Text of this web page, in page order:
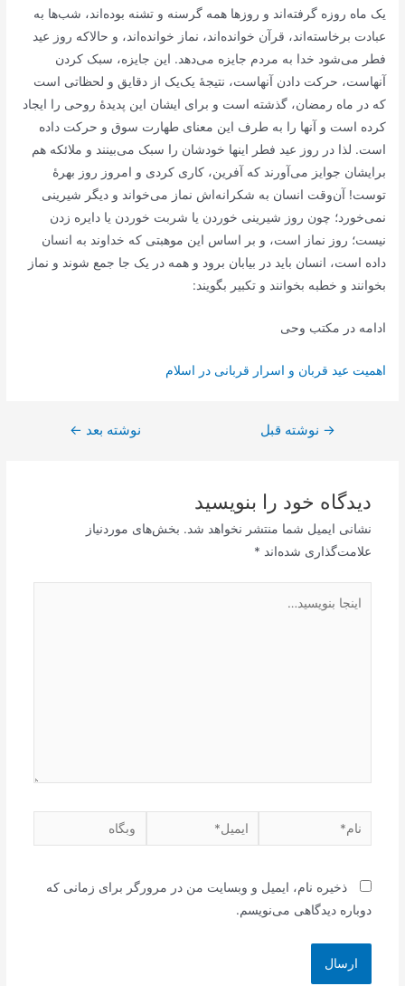
یک ماه روزه گرفته‌اند و روزها همه گرسنه و تشنه بوده‌اند، شب‌ها به
عبادت برخاسته‌اند، قرآن خوانده‌اند، نماز خوانده‌اند، و حالاکه روز عید
فطر می‌شود خدا به مردم جایزه می‌دهد. این جایزه، سبک کردن
آنهاست، حرکت دادن آنهاست، نتیجۀ یک‌یک از دقایق و لحظاتی است
که در ماه رمضان، گذشته است و برای ایشان این پدیدۀ روحی را ایجاد
کرده است و آنها را به طرف این معنای طهارت سوق و حرکت داده
است. لذا در روز عید فطر اینها خودشان را سبک می‌بینند و ملائکه هم
برایشان جوایز می‌آورند که آفرین، کاری کردی و امروز روز بهرۀ
توست! آن‌وقت انسان به شکرانه‌اش نماز می‌خواند و دیگر شیرینی
نمی‌خورد؛ چون روز شیرینی خوردن یا شربت خوردن یا دایره زدن
نیست؛ روز نماز است، و بر اساس این موهبتی که خداوند به انسان
داده است، انسان باید در بیابان برود و همه در یک جا جمع شوند و نماز
بخوانند و خطبه بخوانند و تکبیر بگویند:
ادامه در مکتب وحی
اهمیت عید قربان و اسرار قربانی در اسلام
راهبری
→ نوشته قبل نوشته بعد ←
دیدگاه‌ خود را بنویسید
نشانی ایمیل شما منتشر نخواهد شد. بخش‌های موردنیاز
علامت‌گذاری شده‌اند *
بنویسید…
نام* ایمیل* وبگاه
ذخیره نام، ایمیل و وبسایت من در مرورگر برای زمانی که
دوباره دیدگاهی می‌نویسم.